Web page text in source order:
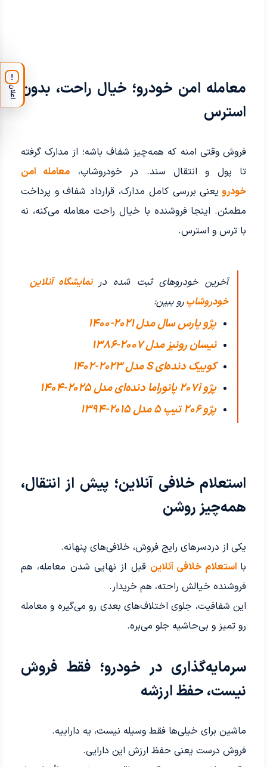
معامله امن خودرو؛ خیال راحت، بدون
استرس
فروش وقتی امنه که همه‌چیز شفاف باشه؛ از مدارک گرفته
تا پول و انتقال سند. در خودروشاپ، معامله امن
خودرو یعنی بررسی کامل مدارک، قرارداد شفاف و پرداخت
مطمئن. اینجا فروشنده با خیال راحت معامله می‌کنه، نه
با ترس و استرس.
آخرین خودروهای ثبت شده در نمایشگاه آنلاین
خودروشاپرو ببین:
پژو پارس سال مدل 2021-1400
نیسان رونیز مدل 2007-1386
کوییک دنده‌ای S مدل 2023-1402
پژو 207i پانوراما دنده‌ای مدل 2025-1404
پژو 206 تیپ ۵ مدل 2015-1394
استعلام خلافی آنلاین؛ پیش از انتقال،
همه‌چیز روشن
یکی از دردسرهای رایج فروش، خلافی‌های پنهانه.
با استعلام خلافی آنلاین قبل از نهایی شدن معامله، هم
فروشنده خیالش راحته، هم خریدار.
این شفافیت، جلوی اختلاف‌های بعدی رو می‌گیره و معامله
رو تمیز و بی‌حاشیه جلو می‌بره.
سرمایه‌گذاری در خودرو؛ فقط فروش
نیست، حفظ ارزشه
ماشین برای خیلی‌ها فقط وسیله نیست، یه داراییه.
فروش درست یعنی حفظ ارزش این دارایی.
!
اعلان